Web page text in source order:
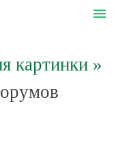
menu
картинки»